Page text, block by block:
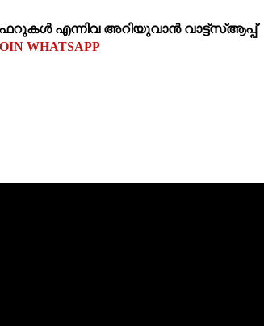
എന്നിവ അറിയുവാന്‍ വാട്ട്സ്ആപ്പ്
WHATSAPP